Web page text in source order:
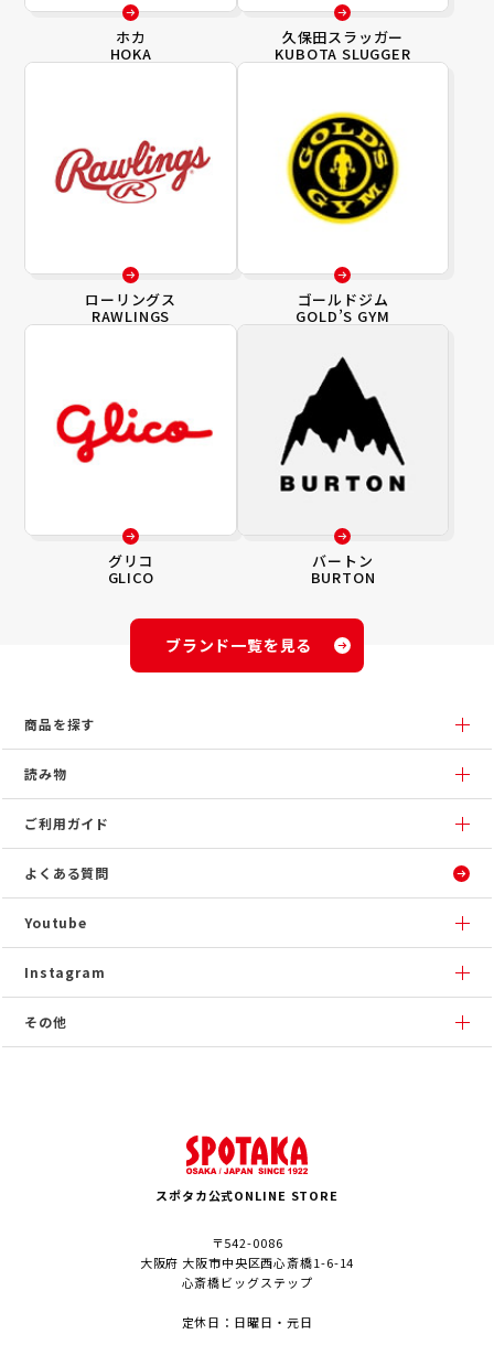
ホカ
HOKA
久保田スラッガー
KUBOTA SLUGGER
ローリングス
RAWLINGS
ゴールドジム
GOLD’S GYM
グリコ
GLICO
バートン
BURTON
ブランド一覧を見る
商品を探す
読み物
ご利用ガイド
よくある質問
Youtube
Instagram
その他
スポタカ公式ONLINE STORE
〒542-0086
大阪府 大阪市中央区西心斎橋1-6-14
心斎橋ビッグステップ
定休日：日曜日・元日